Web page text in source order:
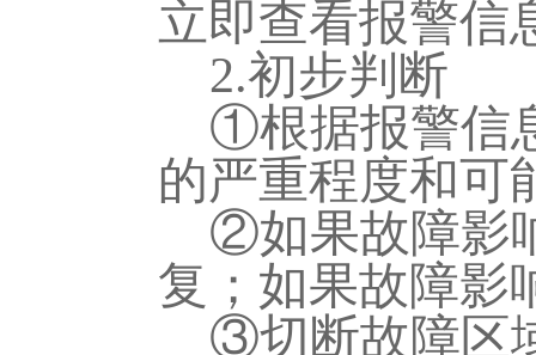
立即查看报警信
2.初步判断
①根据报警信
的严重程度和可
②如果故障影
复；如果故障影
③切断故障区